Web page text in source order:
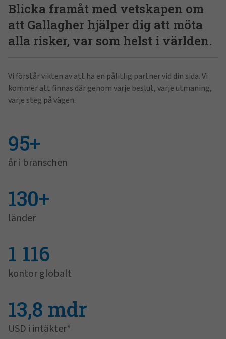
Blicka framåt med vetskapen om
att Gallagher hjälper dig att möta
alla risker, var som helst i världen.
Vi förstår vikten av att ha en pålitlig partner vid din sida. Vi
kommer att finnas där genom varje beslut, varje utmaning,
varje steg på vägen.
95+
år i branschen
130+
länder
1 116
kontor globalt
13,8 mdr
USD i intäkter*